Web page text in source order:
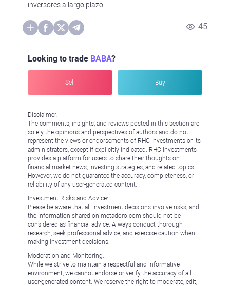
inversores a largo plazo.
45
Looking to trade BABA?
Sell Buy
Disclaimer:
The comments, insights, and reviews posted in this section are
solely the opinions and perspectives of authors and do not
represent the views or endorsements of RHC Investments or its
administrators, except if explicitly indicated. RHC Investments
provides a platform for users to share their thoughts on
financial market news, investing strategies, and related topics.
However, we do not guarantee the accuracy, completeness, or
reliability of any user-generated content.
Investment Risks and Advice:
Please be aware that all investment decisions involve risks, and
the information shared on metadoro.com should not be
considered as financial advice. Always conduct thorough
research, seek professional advice, and exercise caution when
making investment decisions.
Moderation and Monitoring:
While we strive to maintain a respectful and informative
environment, we cannot endorse or verify the accuracy of all
user-generated content. We reserve the right to moderate, edit,